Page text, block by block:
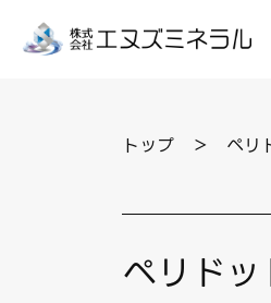
トップ ＞ ペリ
ペリドッ